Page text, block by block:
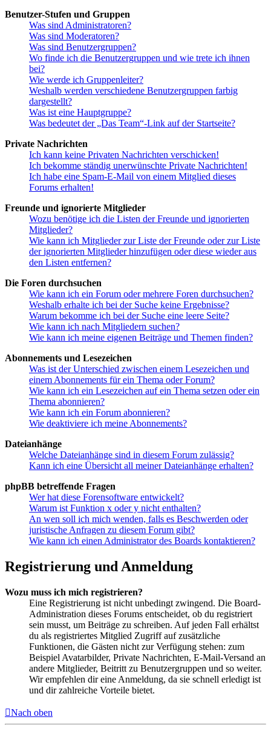
Benutzer-Stufen und Gruppen
Was sind Administratoren?
Was sind Moderatoren?
Was sind Benutzergruppen?
Wo finde ich die Benutzergruppen und wie trete ich ihnen
bei?
Wie werde ich Gruppenleiter?
Weshalb werden verschiedene Benutzergruppen farbig
dargestellt?
Was ist eine Hauptgruppe?
Was bedeutet der „Das Team“-Link auf der Startseite?
Private Nachrichten
Ich kann keine Privaten Nachrichten verschicken!
Ich bekomme ständig unerwünschte Private Nachrichten!
Ich habe eine Spam-E-Mail von einem Mitglied dieses
Forums erhalten!
Freunde und ignorierte Mitglieder
Wozu benötige ich die Listen der Freunde und ignorierten
Mitglieder?
Wie kann ich Mitglieder zur Liste der Freunde oder zur Liste
der ignorierten Mitglieder hinzufügen oder diese wieder aus
den Listen entfernen?
Die Foren durchsuchen
Wie kann ich ein Forum oder mehrere Foren durchsuchen?
Weshalb erhalte ich bei der Suche keine Ergebnisse?
Warum bekomme ich bei der Suche eine leere Seite?
Wie kann ich nach Mitgliedern suchen?
Wie kann ich meine eigenen Beiträge und Themen finden?
Abonnements und Lesezeichen
Was ist der Unterschied zwischen einem Lesezeichen und
einem Abonnements für ein Thema oder Forum?
Wie kann ich ein Lesezeichen auf ein Thema setzen oder ein
Thema abonnieren?
Wie kann ich ein Forum abonnieren?
Wie deaktiviere ich meine Abonnements?
Dateianhänge
Welche Dateianhänge sind in diesem Forum zulässig?
Kann ich eine Übersicht all meiner Dateianhänge erhalten?
phpBB betreffende Fragen
Wer hat diese Forensoftware entwickelt?
Warum ist Funktion x oder y nicht enthalten?
An wen soll ich mich wenden, falls es Beschwerden oder
juristische Anfragen zu diesem Forum gibt?
Wie kann ich einen Administrator des Boards kontaktieren?
Registrierung und Anmeldung
Wozu muss ich mich registrieren?
Eine Registrierung ist nicht unbedingt zwingend. Die Board-
Administration dieses Forums entscheidet, ob du registriert
sein musst, um Beiträge zu schreiben. Auf jeden Fall erhältst
du als registriertes Mitglied Zugriff auf zusätzliche
Funktionen, die Gästen nicht zur Verfügung stehen: zum
Beispiel Avatarbilder, Private Nachrichten, E-Mail-Versand an
andere Mitglieder, Beitritt zu Benutzergruppen und so weiter.
Wir empfehlen dir eine Anmeldung, da sie schnell erledigt ist
und dir zahlreiche Vorteile bietet.
Nach oben